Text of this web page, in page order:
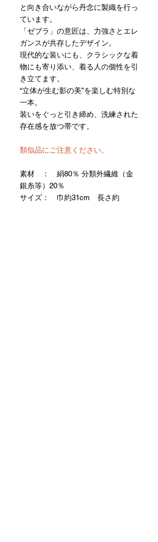
と向き合いながら丹念に製織を行っ
ています。
「ゼブラ」の意匠は、力強さとエレ
ガンスが共存したデザイン。
現代的な装いにも、クラシックな着
物にも寄り添い、着る人の個性を引
き立てます。
“立体が生む影の美”を楽しむ特別な
一本。
装いをぐっと引き締め、洗練された
存在感を放つ帯です。
類似品にご注意ください。
素材 ： 絹80％ 分類外繊維（金
銀糸等）20％
サイズ： 巾約31cm 長さ約